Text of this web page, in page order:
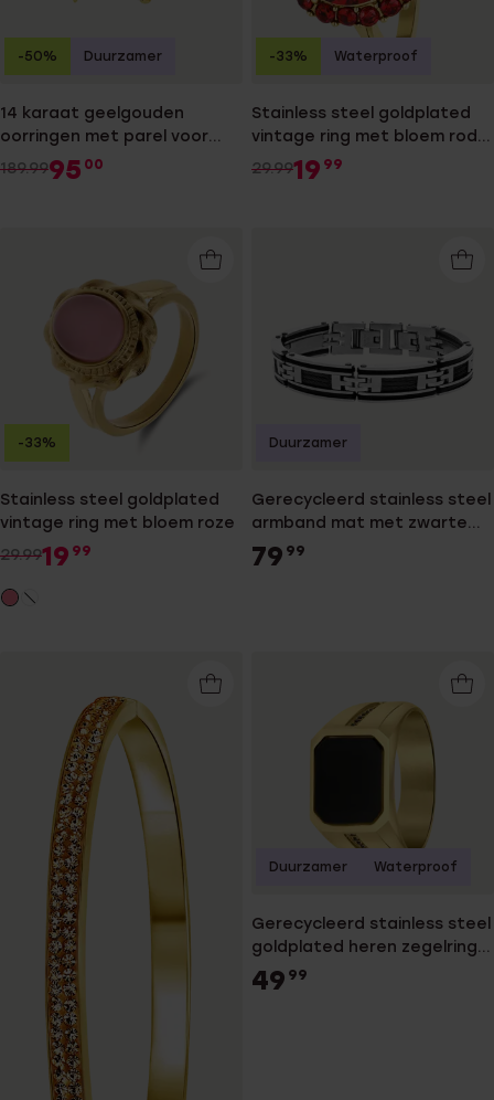
14 karaat geelgouden
oorringen met parel voor
dames
189.9995 00
-50% Duurzamer
Stainless steel goldplated
vintage ring met bloem rode
zirkonia
29.9919 99
-33% Waterproof
Stainless steel goldplated
vintage ring met bloem roze
29.9919 99
-33%
Gerecycleerd stainless steel
armband mat met zwarte
accenten en kabels
79 99
Duurzamer
Gerecycleerd stainless steel
goldplated heren zegelring
zwart
49 99
Duurzamer Waterproof